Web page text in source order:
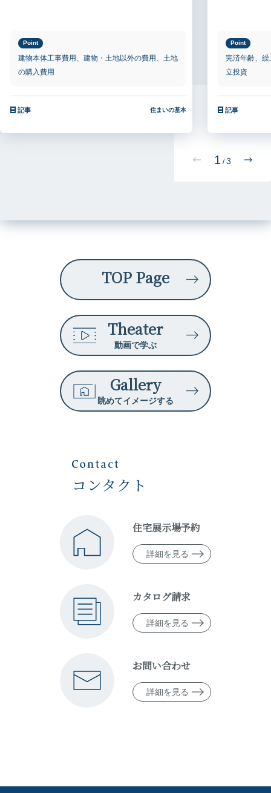
Point
建物本体工事費用、建物・土地以外の費用、土地
の購入費用
記事 住まいの基本
Point
完済年齢、
立投資
記事
1/3
TOP Page
Theater
動画で学ぶ
Gallery
眺めてイメージする
コンタクト
住宅展示場予約
詳細を見る
カタログ請求
詳細を見る
お問い合わせ
詳細を見る